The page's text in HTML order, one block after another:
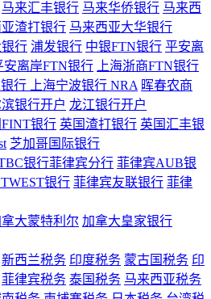
马来汇丰银行 马来华侨银行 马来西
渣打银行 马来西亚大华银行
行 浦发银行 中银FTN银行 平安离
安离岸FTN银行
上海浙商FTN银行
行
上海宁波银行 NRA 晖春农商
银行开户 龙江银行开户
银行 英国渣打银行 英国汇丰银
芝加哥国际银行
银行菲律宾分行 菲律宾AUB银
银行 菲律宾友联银行 菲律
大蒙特利尔 加拿大皇家银行
新西兰税务 印度税务 蒙古国税务 印
菲律宾税务 泰国税务 马来西亚税务